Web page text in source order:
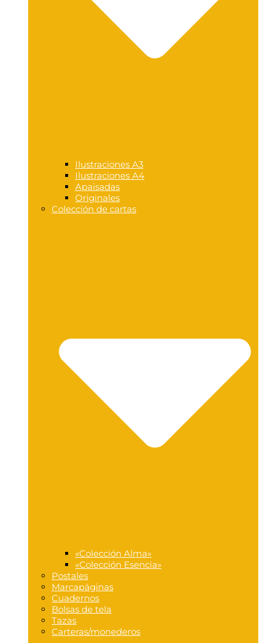
Ilustraciones A3
Ilustraciones A4
Apaisadas
Originales
Colección de cartas
«Colección Alma»
«Colección Esencia»
Postales
Marcapáginas
Cuadernos
Bolsas de tela
Tazas
Carteras/monederos